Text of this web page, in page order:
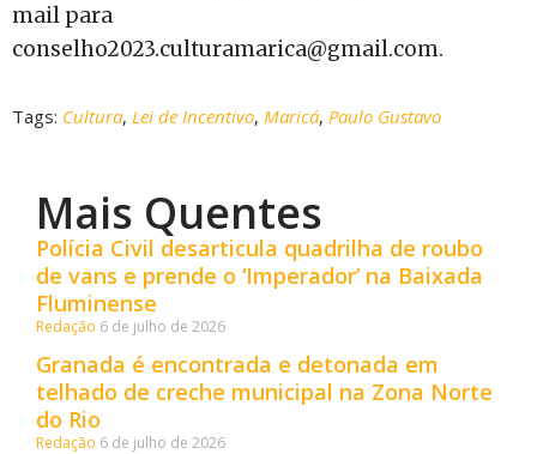
mail para
conselho2023.culturamarica@gmail.com.
Tags: Cultura, Lei de Incentivo, Maricá, Paulo Gustavo
Mais Quentes
Polícia Civil desarticula quadrilha de roubo
de vans e prende o ‘Imperador’ na Baixada
Fluminense
Redação 6 de julho de 2026
Granada é encontrada e detonada em
telhado de creche municipal na Zona Norte
do Rio
Redação 6 de julho de 2026